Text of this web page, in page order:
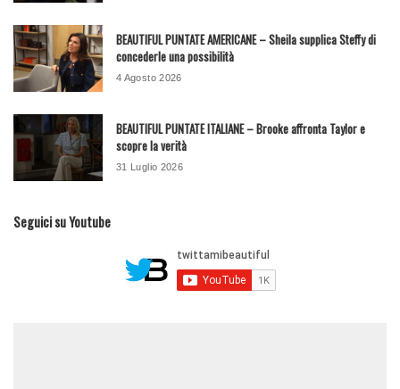
BEAUTIFUL PUNTATE AMERICANE – Sheila supplica Steffy di
concederle una possibilità
4 Agosto 2026
BEAUTIFUL PUNTATE ITALIANE – Brooke affronta Taylor e
scopre la verità
31 Luglio 2026
Seguici su Youtube